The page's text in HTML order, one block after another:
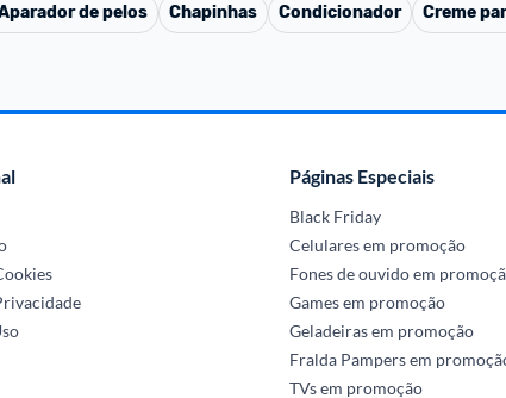
de pelos Chapinhas Condicionador Creme
Páginas Especiais
Black Friday
Celulares em promoção
Fones de ouvido em
Games em promoção
Geladeiras em promoção
Fralda Pampers em
TVs em promoção